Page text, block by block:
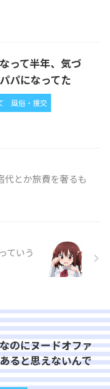
って半年、気づ
パになってた
風俗・援交
代とか旅費を奢るも
ていう
のにヌードオファ
ると思えないんで